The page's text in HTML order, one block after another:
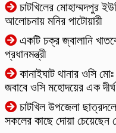
চাটখিলের মোহাম্মদপুর
আলোচনায় মনির পাটোয়ারী
একটি চক্র জ্বালানি
প্রধানমন্ত্রী
কানাইঘাট থানার ওসি
জবাবে ওসি মহোদয়ের এক
চাটখিল উপজেলা
সকলের কাছে দোয়া